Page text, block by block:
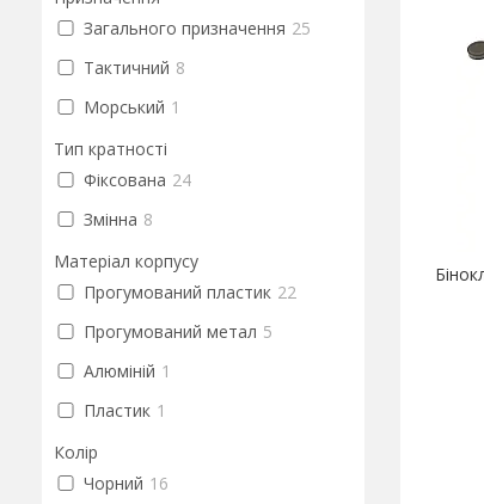
Загального призначення 25
Тактичний 8
Морський 1
Тип кратності
Фіксована 24
Змінна 8
Матеріал корпусу
Прогумований пластик 22
Прогумований метал 5
Алюміній 1
Пластик 1
Колір
Чорний 16